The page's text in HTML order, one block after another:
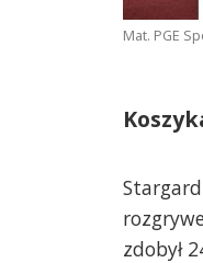
Mat. PGE
zdobył